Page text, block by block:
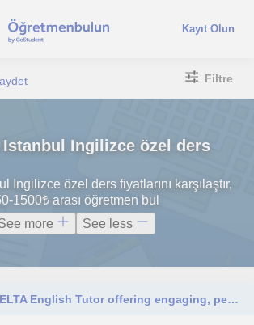
Kayıt Olun
Filtre
Ingilizce özel ders
Ingilizce özel ders fiyatlarını karşılaştır,
1500₺ arası öğretmen bul
more
See less
Native certified CELTA English Tutor offering engaging, personalized, and interactive online or in-person lessons